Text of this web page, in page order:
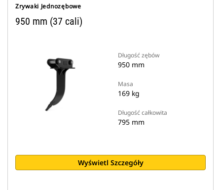
Zrywaki Jednozębowe
950 mm (37 cali)
Długość zębów
950 mm
Masa
169 kg
Długość całkowita
795 mm
Wyświetl Szczegóły